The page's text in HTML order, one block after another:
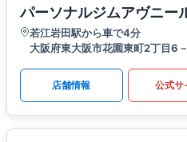
パーソナルジムアヴニー
若江岩田駅から車で4分
大阪府東大阪市花園東町2丁目6
店舗情報 公式サ